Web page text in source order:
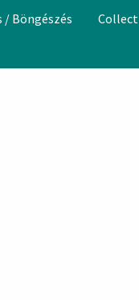
/ Böngészés